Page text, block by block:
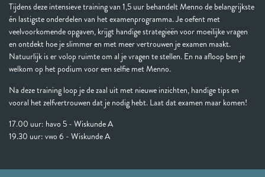
Tijdens deze intensieve training van 1,5 uur behandelt Menno de belangrijkste
én lastigste onderdelen van het examenprogramma. Je oefent met
veelvoorkomende opgaven, krijgt handige strategieën voor moeilijke vragen
en ontdekt hoe je slimmer en met meer vertrouwen je examen maakt.
Natuurlijk is er volop ruimte om al je vragen te stellen. En na afloop ben je
welkom op het podium voor een selfie met Menno.
Na deze training loop je de zaal uit met nieuwe inzichten, handige tips en
vooral het zelfvertrouwen dat je nodig hebt. Laat dat examen maar komen!
17.00 uur: havo 5 - Wiskunde A
19.30 uur: vwo 6 - Wiskunde A